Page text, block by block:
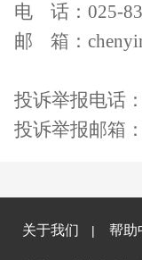
电
话： 025-
邮
箱：
投诉举报电话：
投诉举报邮箱：
关于我们 | 帮助